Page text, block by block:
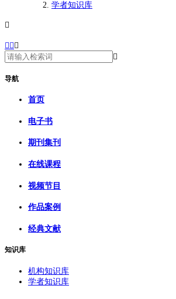
学者知识库



导航
首页
电子书
期刊集刊
在线课程
视频节目
作品案例
经典文献
知识库
机构知识库
学者知识库